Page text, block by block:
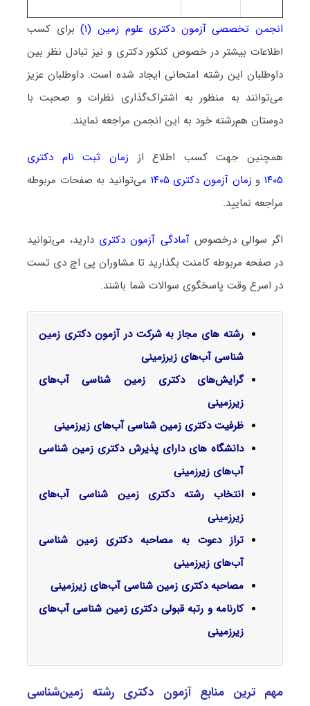
انجمن تخصصی آزمون دکتری علوم زمین (۱) برای کسب
اطلاعات بیشتر در خصوص کنکور دکتری و نیز تبادل نظر بین
داوطلبان این رشته امتحانی ایجاد شده است. داوطلبان عزیز
می‌توانند به منظور به اشتراک‌گذاری نظرات و صحبت با
دوستان هم‌رشته خود به این انجمن مراجعه نمایند.
همچنین جهت کسب اطلاع از زمان ثبت نام دکتری
۱۴۰۵ و زمان آزمون دکتری ۱۴۰۵
می‌توانید به صفحات مربوطه
مراجعه نمایید.
اگر سوالی درخصوصآمادگی آزمون دکتری دارید، می‌توانید
در صفحه مربوطه کامنت بگذارید تا مشاوران پی اچ دی تست
در اسرع وقت پاسخگوی سوالات شما باشند.
رشته های مجاز به شرکت در آزمون دکتری زمین
شناسی آب‌های زیرزمینی
گرایش‌های دکتری زمین شناسی آب‌های
زیرزمینی
ظرفیت دکتری زمین شناسی آب‌های زیرزمینی
دانشگاه های دارای پذیرش دکتری زمین شناسی
آب‌های زیرزمینی
انتخاب رشته دکتری زمین شناسی آب‌های
زیرزمینی
تراز دعوت به مصاحبه دکتری زمین شناسی
آب‌های زیرزمینی
مصاحبه دکتری زمین شناسی آب‌های زیرزمینی
کارنامه و رتبه قبولی دکتری زمین شناسی آب‌های
زیرزمینی
مهم ترین منابع آزمون دکتری رشته زمین‌شناسی